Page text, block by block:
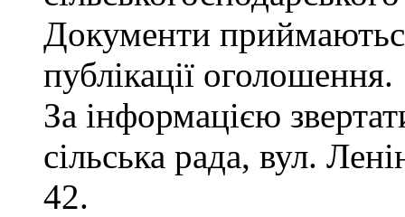
Документи
публікації оголошення.
За інформацією
сільська рада, вул.
42.